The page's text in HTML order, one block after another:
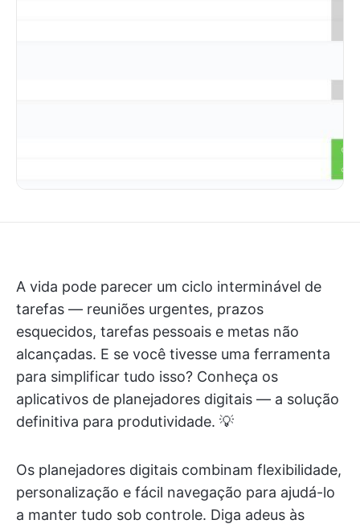
A vida pode parecer um ciclo interminável de
tarefas — reuniões urgentes, prazos
esquecidos, tarefas pessoais e metas não
alcançadas. E se você tivesse uma ferramenta
para simplificar tudo isso? Conheça os
aplicativos de planejadores digitais — a solução
definitiva para produtividade. 💡
Os planejadores digitais combinam flexibilidade,
personalização e fácil navegação para ajudá-lo
a manter tudo sob controle. Diga adeus às